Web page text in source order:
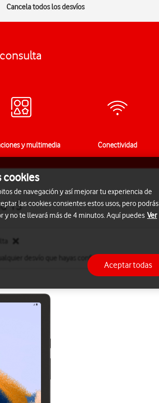
Cancela todos los desvíos
y multimedia Conectividad
13
desvío que hayas configurado.
cookies
de navegación y así mejorar tu experiencia de
las cookies consientes estos usos, pero podrás
no te llevará más de 4 minutos. Aquí puedes Ver
Aceptar todas